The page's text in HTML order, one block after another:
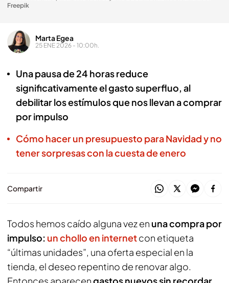
Freepik
Marta Egea
25 ENE 2026 - 10:00h.
Una pausa de 24 horas reduce
significativamente el gasto superfluo, al
debilitar los estímulos que nos llevan a comprar
por impulso
Cómo hacer un presupuesto para Navidad y no
tener sorpresas con la cuesta de enero
Compartir
Todos hemos caído alguna vez en una compra por
impulso: un chollo en internetcon etiqueta
“últimas unidades”, una oferta especial en la
tienda, el deseo repentino de renovar algo.